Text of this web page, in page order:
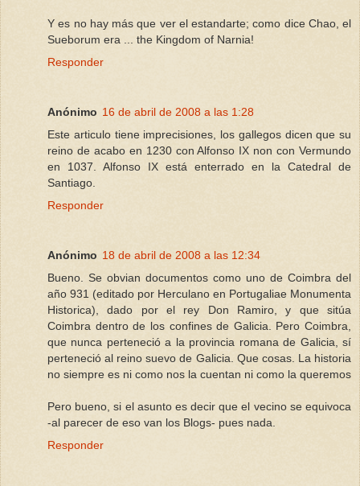
Y es no hay más que ver el estandarte; como dice Chao, el
Sueborum era ... the Kingdom of Narnia!
Responder
Anónimo 16 de abril de 2008 a las 1:28
Este articulo tiene imprecisiones, los gallegos dicen que su
reino de acabo en 1230 con Alfonso IX non con Vermundo
en 1037. Alfonso IX está enterrado en la Catedral de
Santiago.
Responder
Anónimo 18 de abril de 2008 a las 12:34
Bueno. Se obvian documentos como uno de Coimbra del
año 931 (editado por Herculano en Portugaliae Monumenta
Historica), dado por el rey Don Ramiro, y que sitúa
Coimbra dentro de los confines de Galicia. Pero Coimbra,
que nunca perteneció a la provincia romana de Galicia, sí
perteneció al reino suevo de Galicia. Que cosas. La historia
no siempre es ni como nos la cuentan ni como la queremos
Pero bueno, si el asunto es decir que el vecino se equivoca
-al parecer de eso van los Blogs- pues nada.
Responder